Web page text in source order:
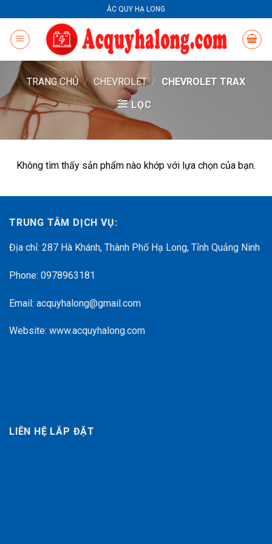
to
content
ẮC QUY HẠ LONG
TRANG CHỦ / CHEVROLET / CHEVROLET TRAX
LỌC
Không tìm thấy sản phẩm nào khớp với lựa chọn của bạn.
TRUNG TÂM DỊCH VỤ:
Địa chỉ: 287 Hà Khánh, Thành Phố Hạ Long, Tỉnh Quảng Ninh
Phone: 0978963181
Email: acquyhalong@gmail.com
Website: www.acquyhalong.com
LIÊN HỆ LẮP ĐẶT